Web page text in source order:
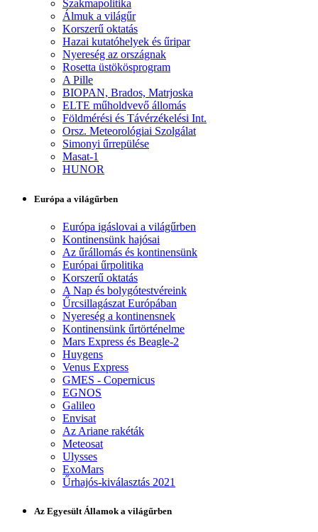
Szakmapolitika
Álmuk a világűr
Korszerű oktatás
Hazai kutatóhelyek és űripar
Nyereség az országnak
Rosetta üstökösprogram
A Pille
BIOPAN, Brados, Matrjoska
ELTE műholdvevő állomás
Földmérési és Távérzékelési Int.
Orsz. Meteorológiai Szolgálat
Simonyi űrrepülése
Masat-1
HUNOR
Európa a világűrben
Európa igáslovai a világűrben
Kontinensünk hajósai
Az űrállomás és kontinensünk
Európai űrpolitika
Korszerű oktatás
A Nap és bolygótestvéreink
Űrcsillagászat Európában
Nyereség a kontinensnek
Kontinensünk űrtörténelme
Mars Express és Beagle-2
Huygens
Venus Express
GMES - Copernicus
EGNOS
Galileo
Envisat
Az Ariane rakéták
Meteosat
Ulysses
ExoMars
Űrhajós-kiválasztás 2021
Az Egyesült Államok a világűrben